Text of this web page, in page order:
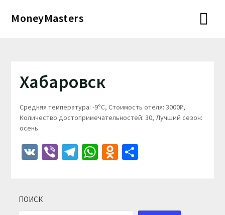
MoneyMasters
Хабаровск
Средняя температура: -9°C, Стоимость отеля: 3000₽,
Количество достопримечательностей: 30, Лучший сезон:
осень
VKViberTelegram
WhatsApp
Odnoklassniki
Отправить
ПОИСК